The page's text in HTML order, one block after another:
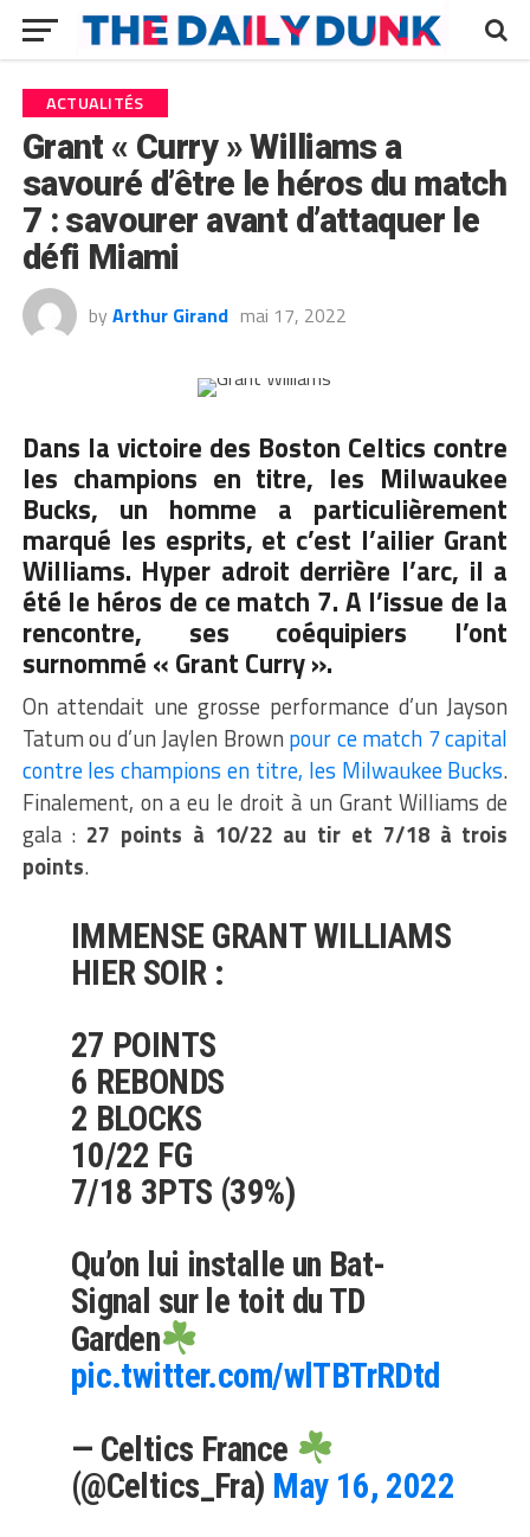
ACTUALITÉS
Grant « Curry » Williams a
savouré d’être le héros du match
7 : savourer avant d’attaquer le
défi Miami
by Arthur Girand mai 17, 2022
Dans la victoire des Boston Celtics contre
les champions en titre, les Milwaukee
Bucks, un homme a particulièrement
marqué les esprits, et c’est l’ailier Grant
Williams. Hyper adroit derrière l’arc, il a
été le héros de ce match 7. A l’issue de la
rencontre, ses coéquipiers l’ont
surnommé « Grant Curry ».
On attendait une grosse performance d’un Jayson
Tatum ou d’un Jaylen Brown pour ce match 7 capital
contre les champions en titre, les Milwaukee Bucks.
Finalement, on a eu le droit à un Grant Williams de
gala : 27 points à 10/22 au tir et 7/18 à trois
points.
IMMENSE GRANT WILLIAMS
HIER SOIR :
27 POINTS
6 REBONDS
2 BLOCKS
10/22 FG
7/18 3PTS (39%)
Qu’on lui installe un Bat-
Signal sur le toit du TD
Garden
pic.twitter.com/wlTBTrRDtd
— Celtics France
(@Celtics_Fra) May 16, 2022